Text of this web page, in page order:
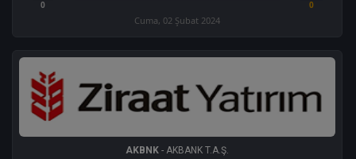
0 0
Cuma, 02 Şubat 2024
AKBNK - AKBANK T.A.Ş.